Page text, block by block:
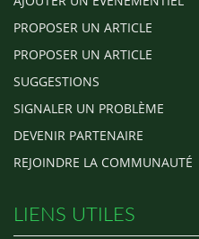
PROPOSER UN ARTICLE
PROPOSER UN ARTICLE
SUGGESTIONS
SIGNALER UN PROBLÈME
DEVENIR PARTENAIRE
REJOINDRE LA COMMUNAUTÉ
LIENS UTILES